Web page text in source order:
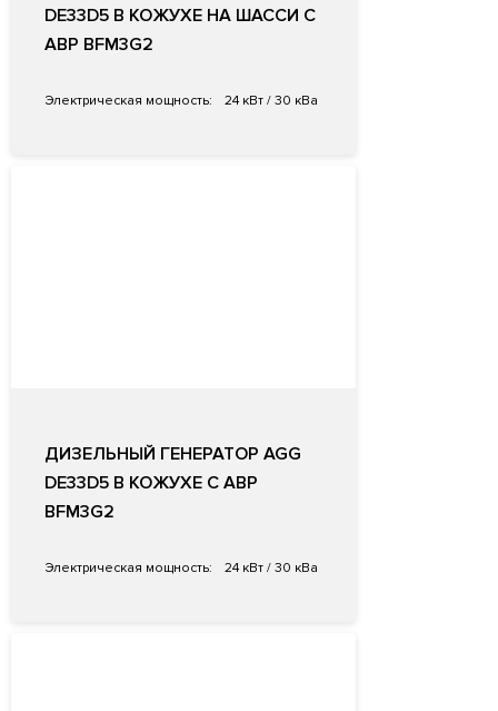
DE33D5 В КОЖУХЕ НА ШАССИ С
АВР BFM3G2
Электрическая мощность: 24 кВт / 30 кВа
ДИЗЕЛЬНЫЙ ГЕНЕРАТОР AGG
DE33D5 В КОЖУХЕ С АВР
BFM3G2
Электрическая мощность: 24 кВт / 30 кВа